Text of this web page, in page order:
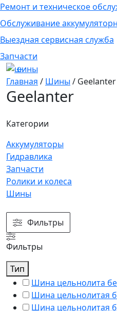
Ремонт и техническое
Обслуживание
Выездная сервисная служба
Запчасти
←
Главная / Шины / Geelanter
Geelanter
Категории
Аккумуляторы
Гидравлика
Запчасти
Ролики и колеса
Шины
Фильтры
Фильтры
Тип
Шина цельнолита
Шина цельнолитая
Шина цельнолитая